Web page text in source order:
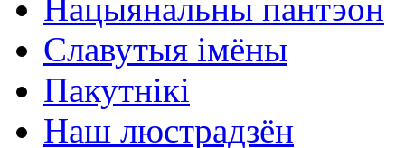
Нацыянальны пантэон
Славутыя імёны
Пакутнікі
Наш люстрадзён